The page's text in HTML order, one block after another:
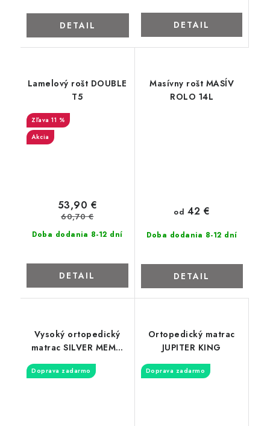
DETAIL DETAIL
Lamelový rošt DOUBLE
T5
11 %
Akcia
Doba dodania 8-12 dní
53,90 €
60,70 €
DETAIL
Masívny rošt MASÍV
ROLO 14L
Doba dodania 8-12 dní
od 42 €
DETAIL
Vysoký ortopedický
matrac SILVER MEMO
Doprava zadarmo
Ortopedický matrac
JUPITER KING
Doprava zadarmo